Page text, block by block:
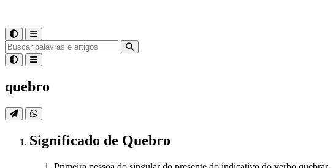
quebro
Significado de Quebro